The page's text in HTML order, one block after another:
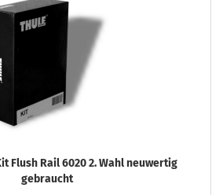
Flush Rail 6020 2. Wahl neuwertig
gebraucht